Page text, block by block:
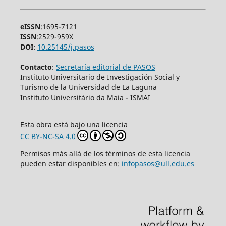
eISSN:1695-7121
ISSN:2529-959X
DOI: 10.25145/j.pasos
Contacto: Secretaría editorial de PASOS
Instituto Universitario de Investigación Social y
Turismo de la Universidad de La Laguna
Instituto Universitário da Maia - ISMAI
Esta obra está bajo una licencia
CC BY-NC-SA 4.0
Permisos más allá de los términos de esta licencia
pueden estar disponibles en: infopasos@ull.edu.es